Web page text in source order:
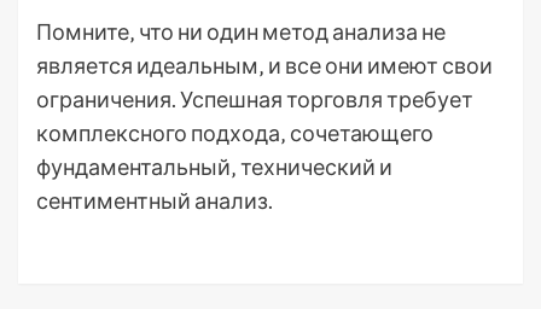
Помните‚ что ни один метод анализа не
является идеальным‚ и все они имеют свои
ограничения. Успешная торговля требует
комплексного подхода‚ сочетающего
фундаментальный‚ технический и
сентиментный анализ.